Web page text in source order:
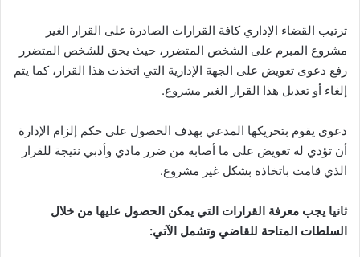
ترتيب القضاء الإداري كافة القرارات الصادرة على القرار الغير
مشروع المبرم على الشخص المتضرر، حيث يحق للشخص المتضرر
رفع دعوى تعويض على الجهة الإدارية التي اتخذت هذا القرار، كما يتم
إلغاء أو تعديل هذا القرار الغير مشروع.
دعوى يقوم بتحريكها المدعي بهدف الحصول على حكم إلزام الإدارة
أن تؤدي له تعويض على ما أصابه من ضرر مادي وأدبي نتيجة للقرار
الذي قامت باتخاذه بشكل غير مشروع.
ثانيا يجب معرفة القرارات التي يمكن الحصول عليها من خلال
السلطات المتاحة للقاضي وتشمل الآتي: